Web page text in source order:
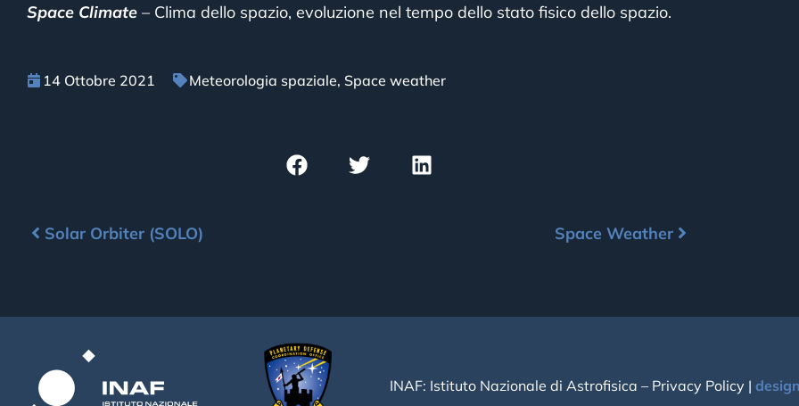
Space Climate – Clima dello spazio, evoluzione nel tempo dello stato fisico dello spazio.
14 Ottobre 2021 Meteorologia spaziale, Space weather
Solar Orbiter (SOLO) Space Weather
INAF: Istituto Nazionale di Astrofisica – Privacy Policy |